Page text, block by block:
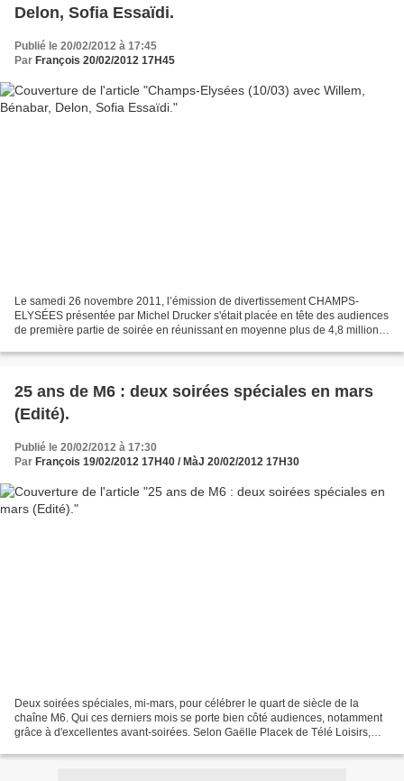
Delon, Sofia Essaïdi.
Publié le 20/02/2012 à 17:45
Par François 20/02/2012 17H45
Le samedi 26 novembre 2011, l’émission de divertissement CHAMPS-
ELYSÉES présentée par Michel Drucker s'était placée en tête des audiences
de première partie de soirée en réunissant en moyenne plus de 4,8 millions
25 ans de M6 : deux soirées spéciales en mars
(Edité).
Publié le 20/02/2012 à 17:30
Par François 19/02/2012 17H40 / MàJ 20/02/2012 17H30
Deux soirées spéciales, mi-mars, pour célébrer le quart de siècle de la
chaîne M6. Qui ces derniers mois se porte bien côté audiences, notamment
grâce à d'excellentes avant-soirées. Selon Gaëlle Placek de Télé Loisirs,